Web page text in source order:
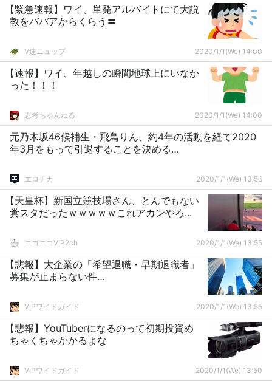
【緊急速報】ワイ、単発アルバイトにて大説
教をババアからくらう〓
V速ニュップ 2020/1/1(We) 14:00
【速報】ワイ、年越しの瞬間地球上にいなか
った！！！
思考ちゃんねる 2020/1/1(We) 14:00
元乃木坂46候補生・飛鳥りん、約4年の活動を経て2020
年3月をもって引退することを決める…
エロチカ 2020/1/1(We) 13:56
【天皇杯】新国立競技場さん、とんでもない
糞スタだったｗｗｗｗｗこれアカンやろ...
ニコニコVIP2ch 2020/1/1(We) 13:55
【悲報】大企業の「希望退職・早期退職者」
募集が止まらない件…
VIPワイドガイド 2020/1/1(We) 13:55
【悲報】YouTuberになるのって初期投資め
ちゃくちゃかかるよな
VIPワイドガイド 2020/1/1(We) 13:50